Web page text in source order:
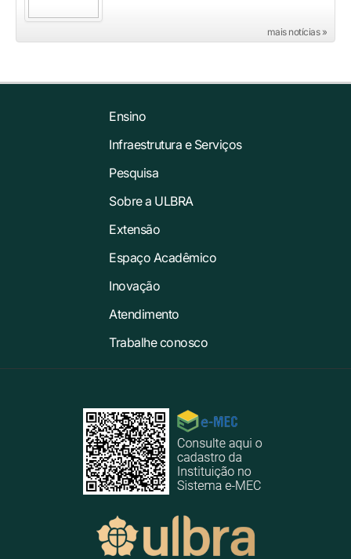
mais notícias »
Ensino
Infraestrutura e Serviços
Pesquisa
Sobre a ULBRA
Extensão
Espaço Acadêmico
Inovação
Atendimento
Trabalhe conosco